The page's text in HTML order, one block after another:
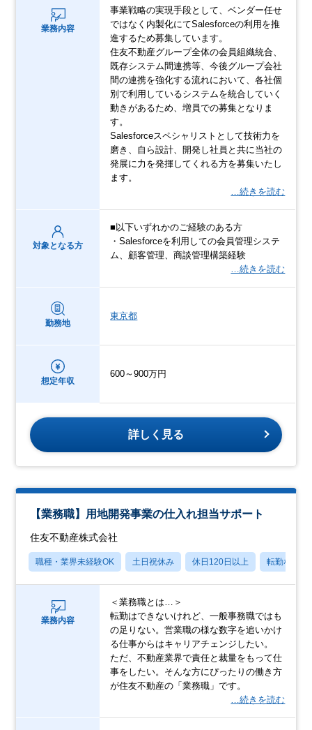
業務内容
事業戦略の実現⼿段として、ベンダー任せ
ではなく内製化にてSalesforceの利⽤を推
進するため募集しています。
住友不動産グループ全体の会員組織統合、
既存システム間連携等、今後グループ会社
間の連携を強化する流れにおいて、各社個
別で利⽤しているシステムを統合していく
動きがあるため、増員での募集となりま
す。
Salesforceスペシャリストとして技術⼒を
磨き、⾃ら設計、開発し社員と共に当社の
発展に⼒を発揮してくれる⽅を募集いたし
ます。
…続きを読む
対象となる方
■以下いずれかのご経験のある⽅
・Salesforceを利⽤しての会員管理システ
ム、顧客管理、商談管理構築経験
…続きを読む
勤務地
東京都
想定年収
600～900万円
詳しく見る
【業務職】用地開発事業の仕入れ担当サポート
住友不動産株式会社
職種・業界未経験OK 土日祝休み 休日120日以上 転勤なし
業務内容
＜業務職とは…＞
転勤はできないけれど、一般事務職ではも
の足りない。営業職の様な数字を追いかけ
る仕事からはキャリアチェンジしたい。
ただ、不動産業界で責任と裁量をもって仕
事をしたい。そんな方にぴったりの働き方
が住友不動産の「業務職」です。
…続きを読む